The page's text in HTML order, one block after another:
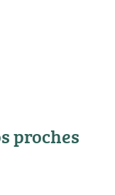
proches